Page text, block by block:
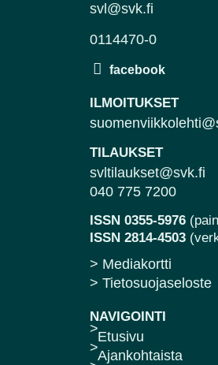
svl@svk.fi
0114470-0
ILMOITUKSET
TILAUKSET
svltilaukset@svk.fi
040 775 7200
ISSN 0355-5976
ISSN 2814-4503
> Mediakortti
> Tietosuojaseloste
NAVIGOINTI
Etusivu
Ajankohtaista